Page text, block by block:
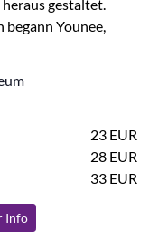
gestaltet.
Younee,
23 EUR
28 EUR
33 EUR
Info